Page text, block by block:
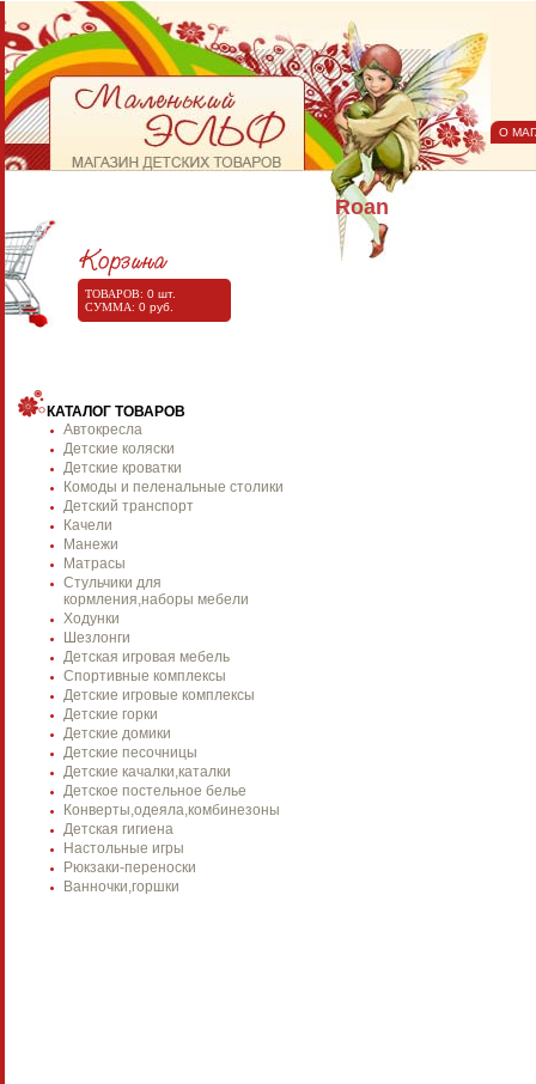
О
ТОВАРОВ: 0 шт.
СУММА: 0 руб.
КАТАЛОГ ТОВАРОВ
Автокресла
Детские коляски
Детские кроватки
Комоды и пеленальные столики
Детский транспорт
Качели
Манежи
Матрасы
Стульчики для
кормления,наборы мебели
Ходунки
Шезлонги
Детская игровая мебель
Спортивные комплексы
Детские игровые комплексы
Детские горки
Детские домики
Детские песочницы
Детские качалки,каталки
Детское постельное белье
Конверты,одеяла,комбинезоны
Детская гигиена
Настольные игры
Рюкзаки-переноски
Ванночки,горшки
Roan